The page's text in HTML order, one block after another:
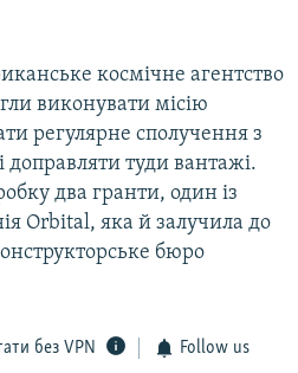
космічне агентство
виконувати місію
регулярне сполучення з
доправляти туди вантажі.
два гранти, один із
Orbital, яка й залучила до
бюро
без VPN Follow us